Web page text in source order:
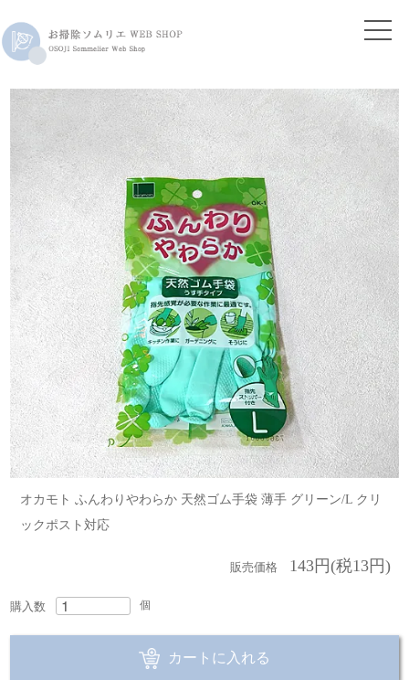
オカモト ふんわりやわらか 天然ゴム手袋 薄手 グリーン/L クリ
ックポスト対応
販売価格 143円(税13円)
購入数 個
カートに入れる